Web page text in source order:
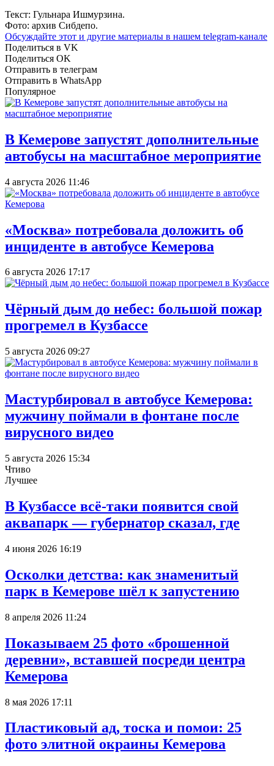
Текст: Гульнара Ишмурзина.
Фото: архив Сибдепо.
Обсуждайте этот и другие материалы в нашем telegram-канале
Поделиться в VK
Поделиться OK
Отправить в телеграм
Отправить в WhatsApp
Популярное
В Кемерове запустят дополнительные
автобусы на масштабное мероприятие
4 августа 2026 11:46
«Москва» потребовала доложить об
инциденте в автобусе Кемерова
6 августа 2026 17:17
Чёрный дым до небес: большой пожар
прогремел в Кузбассе
5 августа 2026 09:27
Мастурбировал в автобусе Кемерова:
мужчину поймали в фонтане после
вирусного видео
5 августа 2026 15:34
Чтиво
Лучшее
В Кузбассе всё-таки появится свой
аквапарк — губернатор сказал, где
4 июня 2026 16:19
Осколки детства: как знаменитый
парк в Кемерове шёл к запустению
8 апреля 2026 11:24
Показываем 25 фото «брошенной
деревни», вставшей посреди центра
Кемерова
8 мая 2026 17:11
Пластиковый ад, тоска и помои: 25
фото элитной окраины Кемерова